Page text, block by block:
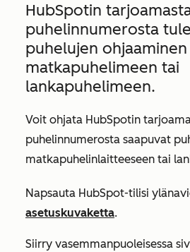
HubSpotin
puhelinnumerosta
puhelujen ohjaaminen
matkapuhelimeen tai
lankapuhelimeen.
Voit ohjata HubSpotin
puhelinnumerosta saapuvat
matkapuhelinlaitteeseen tai
Napsauta HubSpot-tilisi
asetuskuvaketta.
Siirry vasemmanpuoleisessa